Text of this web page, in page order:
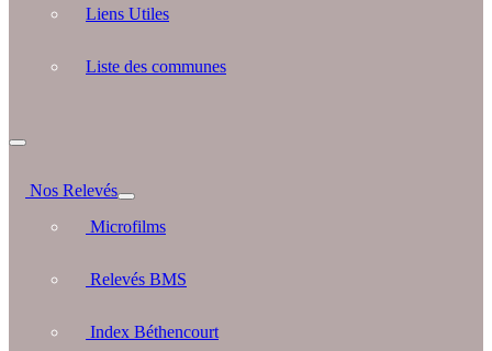
Liens Utiles
Liste des communes
Nos Relevés
Microfilms
Relevés BMS
Index Béthencourt